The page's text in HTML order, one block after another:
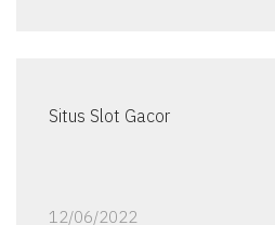
Situs Slot Gacor
12/06/2022